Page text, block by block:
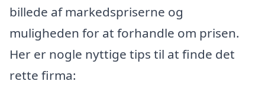
billede af markedspriserne og
muligheden for at forhandle om prisen.
Her er nogle nyttige tips til at finde det
rette firma: